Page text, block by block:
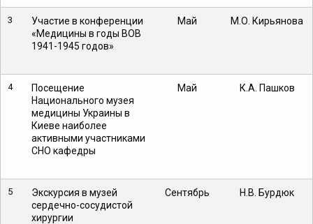
3
Участие в конференции
«Медицины в годы ВОВ
1941-1945 годов»
Май М.О. Кирьянова
4
Посещение
Национального музея
медицины Украины в
Киеве наиболее
активными участниками
СНО кафедры
Май К.А. Пашков
5
Экскурсия в музей
сердечно-сосудистой
хирургии
Сентябрь Н.В. Бурдюк